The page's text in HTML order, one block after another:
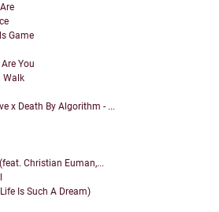
Game
You
Walk
x Death By Algorithm - ...
Christian Euman,...
Is Such A Dream)